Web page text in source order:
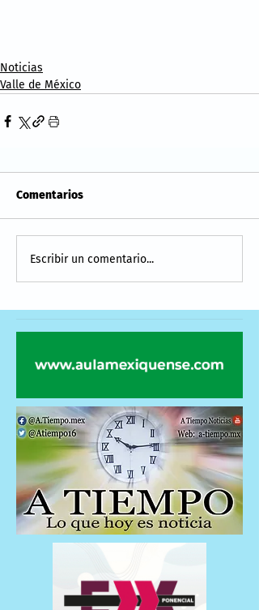
Noticias
Valle de México
Comentarios
Escribir un comentario...